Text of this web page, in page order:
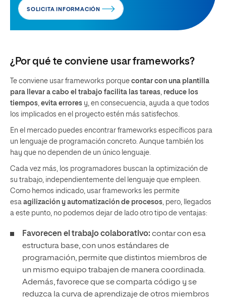
SOLICITA INFORMACIÓN
¿Por qué te conviene usar frameworks?
Te conviene usar frameworks porque contar con una plantilla
para llevar a cabo el trabajo facilita las tareas reduce los
tiempos evita errores y, en consecuencia, ayuda a que todos
los implicados en el proyecto estén más satisfechos.
En el mercado puedes encontrar frameworks específicos para
un lenguaje de programación concreto. Aunque también los
hay que no dependen de un único lenguaje.
Cada vez más, los programadores buscan la optimización de
su trabajo, independientemente del lenguaje que empleen.
Como hemos indicado, usar frameworks les permite
esa agilización y automatización de procesos , pero, llegados
a este punto, no podemos dejar de lado otro tipo de ventajas:
Favorecen el trabajo colaborativo: contar con esa
estructura base, con unos estándares de
programación, permite que distintos miembros de
un mismo equipo trabajen de manera coordinada.
Además, favorece que se comparta código y se
reduzca la curva de aprendizaje de otros miembros